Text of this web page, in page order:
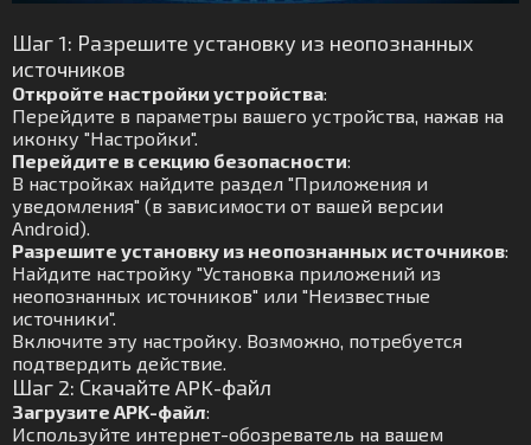
Шаг 1: Разрешите установку из неопознанных
источников
Откройте настройки устройства:
Перейдите в параметры вашего устройства, нажав на
иконку "Настройки".
Перейдите в секцию безопасности:
В настройках найдите раздел "Приложения и
уведомления" (в зависимости от вашей версии
Android).
Разрешите установку из неопознанных источников:
Найдите настройку "Установка приложений из
неопознанных источников" или "Неизвестные
источники".
Включите эту настройку. Возможно, потребуется
подтвердить действие.
Шаг 2: Скачайте APK-файл
Загрузите APK-файл:
Используйте интернет-обозреватель на вашем